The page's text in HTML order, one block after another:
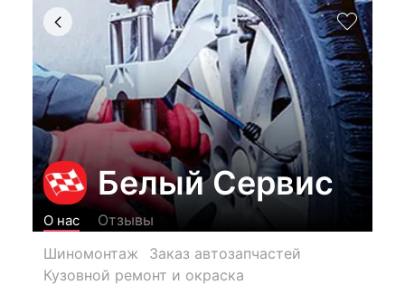
Белый Сервис
О нас
Отзывы
Шиномонтаж
Заказ автозапчастей
Кузовной ремонт и окраска